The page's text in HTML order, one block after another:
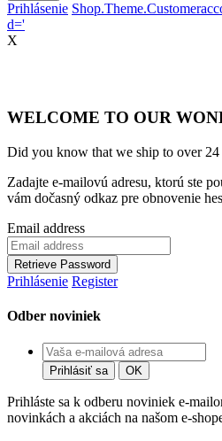
Prihlásenie
d='
X
WELCOME TO OUR
Did you know that we ship to over
Zadajte e-mailovú adresu, ktorú ste
vám dočasný odkaz pre obnovenie
Email address
Retrieve Password
Prihlásenie Register
Odber noviniek
Prihláste sa k odberu noviniek e-
novinkách a akciách na našom e-